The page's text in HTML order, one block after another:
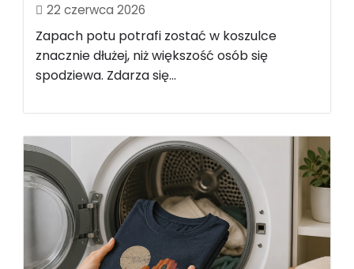
22 czerwca 2026
Zapach potu potrafi zostać w koszulce
znacznie dłużej, niż większość osób się
spodziewa. Zdarza się...